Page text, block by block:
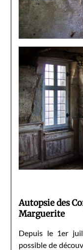
Autopsie des
Marguerite
Depuis le 1er
possible de